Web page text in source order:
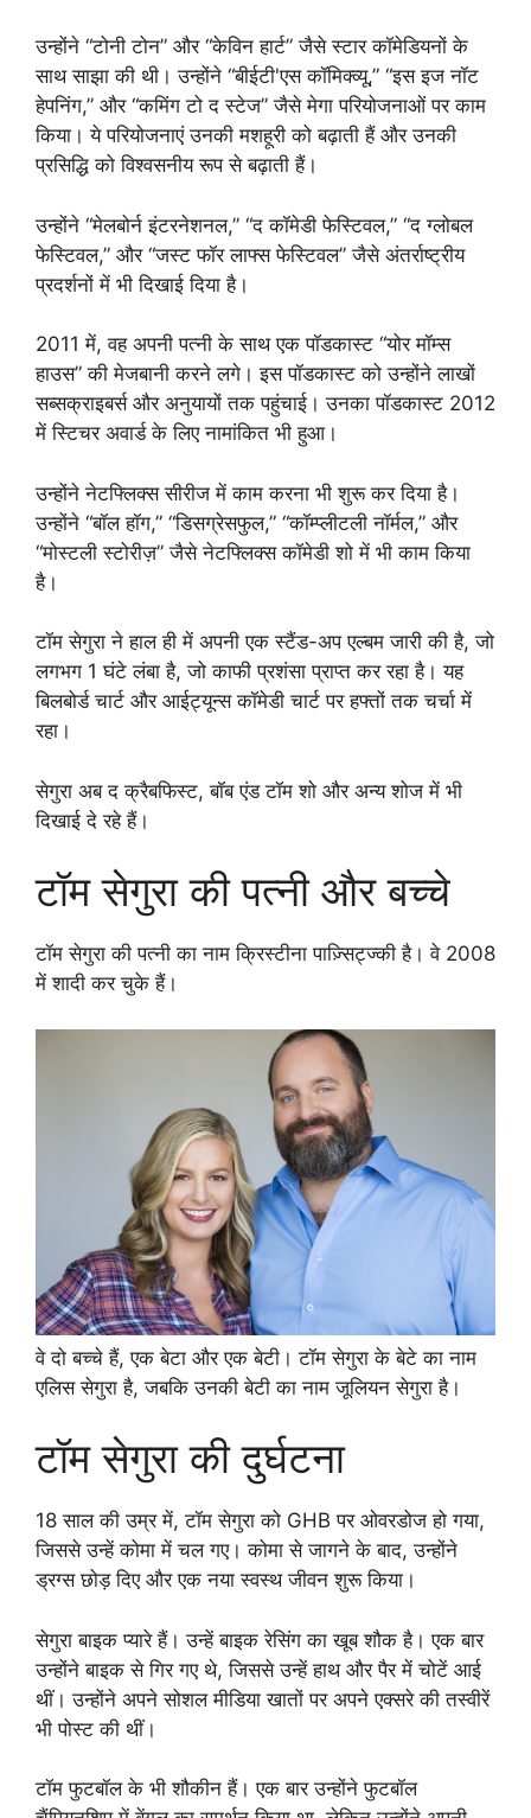
उन्होंने “टोनी टोन” और “केविन हार्ट” जैसे स्टार कॉमेडियनों के
साथ साझा की थी। उन्होंने “बीईटी'एस कॉमिक्व्यू,” “इस इज नॉट
हेपनिंग,” और “कमिंग टो द स्टेज” जैसे मेगा परियोजनाओं पर काम
किया। ये परियोजनाएं उनकी मशहूरी को बढ़ाती हैं और उनकी
प्रसिद्धि को विश्वसनीय रूप से बढ़ाती हैं।
उन्होंने “मेलबोर्न इंटरनेशनल,” “द कॉमेडी फेस्टिवल,” “द ग्लोबल
फेस्टिवल,” और “जस्ट फॉर लाफ्स फेस्टिवल” जैसे अंतर्राष्ट्रीय
प्रदर्शनों में भी दिखाई दिया है।
2011 में, वह अपनी पत्नी के साथ एक पॉडकास्ट “योर मॉम्स
हाउस” की मेजबानी करने लगे। इस पॉडकास्ट को उन्होंने लाखों
सब्सक्राइबर्स और अनुयायों तक पहुंचाई। उनका पॉडकास्ट 2012
में स्टिचर अवार्ड के लिए नामांकित भी हुआ।
उन्होंने नेटफ्लिक्स सीरीज में काम करना भी शुरू कर दिया है।
उन्होंने “बॉल हॉग,” “डिसग्रेसफुल,” “कॉम्प्लीटली नॉर्मल,” और
“मोस्टली स्टोरीज़” जैसे नेटफ्लिक्स कॉमेडी शो में भी काम किया
है।
टॉम सेगुरा ने हाल ही में अपनी एक स्टैंड-अप एल्बम जारी की है, जो
लगभग 1 घंटे लंबा है, जो काफी प्रशंसा प्राप्त कर रहा है। यह
बिलबोर्ड चार्ट और आईट्यून्स कॉमेडी चार्ट पर हफ्तों तक चर्चा में
रहा।
सेगुरा अब द क्रैबफिस्ट, बॉब एंड टॉम शो और अन्य शोज में भी
दिखाई दे रहे हैं।
टॉम सेगुरा की पत्नी और बच्चे
टॉम सेगुरा की पत्नी का नाम क्रिस्टीना पाज़्सिट्ज्की है। वे 2008
में शादी कर चुके हैं।
वे दो बच्चे हैं, एक बेटा और एक बेटी। टॉम सेगुरा के बेटे का नाम
एलिस सेगुरा है, जबकि उनकी बेटी का नाम जूलियन सेगुरा है।
टॉम सेगुरा की दुर्घटना
18 साल की उम्र में, टॉम सेगुरा को GHB पर ओवरडोज हो गया,
जिससे उन्हें कोमा में चल गए। कोमा से जागने के बाद, उन्होंने
ड्रग्स छोड़ दिए और एक नया स्वस्थ जीवन शुरू किया।
सेगुरा बाइक प्यारे हैं। उन्हें बाइक रेसिंग का खूब शौक है। एक बार
उन्होंने बाइक से गिर गए थे, जिससे उन्हें हाथ और पैर में चोटें आई
थीं। उन्होंने अपने सोशल मीडिया खातों पर अपने एक्सरे की तस्वीरें
भी पोस्ट की थीं।
टॉम फुटबॉल के भी शौकीन हैं। एक बार उन्होंने फुटबॉल